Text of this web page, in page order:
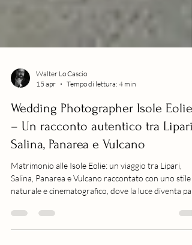
15 apr
Tempo di lettura: 4 min
Wedding Photographer Isole Eolie
– Un racconto autentico tra Lipari,
Salina, Panarea e Vulcano
Matrimonio alle Isole Eolie: un viaggio tra Lipari,
naturale e cinematografico, dove la luce diventa
della storia.